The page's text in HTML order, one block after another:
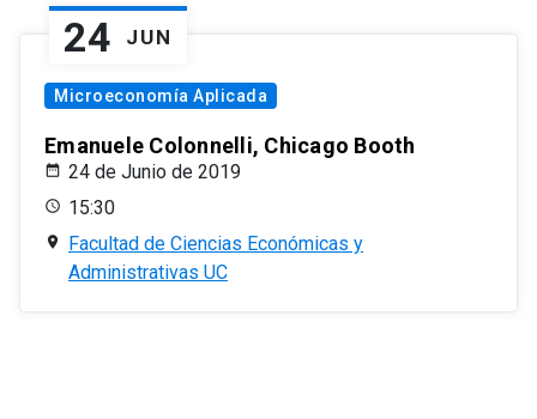
24 JUN
Microeconomía Aplicada
Emanuele Colonnelli, Chicago Booth
24 de Junio de 2019
15:30
Facultad de Ciencias Económicas y
Administrativas UC